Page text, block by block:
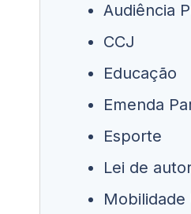
Audiência
CCJ
Educação
Emenda
Esporte
Lei de
Mobilidade